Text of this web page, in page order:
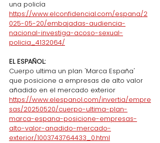
una policía
https://www.elconfidencial.com/espana/2
025-05-20/embajadas-audiencia-
nacional-investiga-acoso-sexual-
policia_4132064/
EL ESPAÑOL:
Cuerpo ultima un plan 'Marca España'
que posicione a empresas de alto valor
añadido en el mercado exterior
https://www.elespanol.com/invertia/empre
sas/20250520/cuerpo-ultima-plan-
marca-espana-posicione-empresas-
alto-valor-anadido-mercado-
exterior/1003743764433_0.html